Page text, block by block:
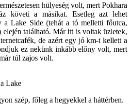
hülyeség volt, mert Pokhara
követi a másikat. Esetleg azt lehet
a Lake Side (tehát a tó melletti főutca,
elején található. Már itt is voltak üzletek,
de azért egy jó km-t kellett a
ez nekünk inkább előny volt, mert
túl zajos volt.
Lake
szép, főleg a hegyekkel a háttérben.